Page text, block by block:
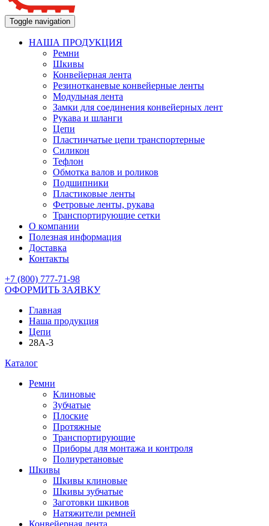
Toggle navigation
НАША ПРОДУКЦИЯ
Ремни
Шкивы
Конвейерная лента
Резинотканевые конвейерные ленты
Модульная лента
Замки для соединения конвейерных лент
Рукава и шланги
Цепи
Пластинчатые цепи транспортерные
Силикон
Тефлон
Обмотка валов и роликов
Подшипники
Пластиковые ленты
Фетровые ленты, рукава
Транспортирующие сетки
О компании
Полезная информация
Доставка
Контакты
+7 (800) 777-71-98
ОФОРМИТЬ ЗАЯВКУ
Главная
Наша продукция
Цепи
28A-3
Каталог
Ремни
Клиновые
Зубчатые
Плоские
Протяжные
Транспортирующие
Приборы для монтажа и контроля
Полиуретановые
Шкивы
Шкивы клиновые
Шкивы зубчатые
Заготовки шкивов
Натяжители ремней
Конвейерная лента